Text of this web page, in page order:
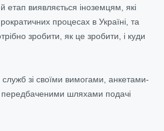
етап виявляється іноземцям, які
процесах в Україні, та
зробити, як це зробити, і куди
служб зі своїми вимогами, анкетами-
шляхами подачі